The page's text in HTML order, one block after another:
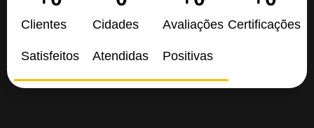
Clientes
Satisfeitos
Cidades
Atendidas
Avaliações
Positivas
Certificações